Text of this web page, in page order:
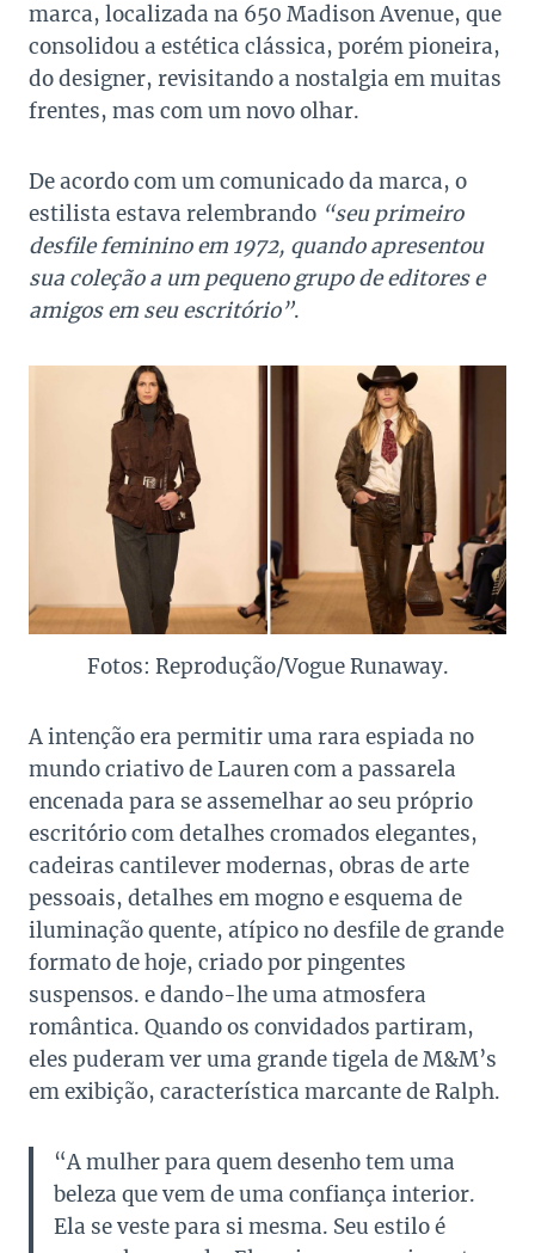
marca, localizada na 650 Madison Avenue, que
consolidou a estética clássica, porém pioneira,
do designer, revisitando a nostalgia em muitas
frentes, mas com um novo olhar.
De acordo com um comunicado da marca, o
estilista estava relembrando “seu primeiro
desfile feminino em 1972, quando apresentou
sua coleção a um pequeno grupo de editores e
amigos em seu escritório”.
Fotos: Reprodução/Vogue Runaway.
A intenção era permitir uma rara espiada no
mundo criativo de Lauren com a passarela
encenada para se assemelhar ao seu próprio
escritório com detalhes cromados elegantes,
cadeiras cantilever modernas, obras de arte
pessoais, detalhes em mogno e esquema de
iluminação quente, atípico no desfile de grande
formato de hoje, criado por pingentes
suspensos. e dando-lhe uma atmosfera
romântica. Quando os convidados partiram,
eles puderam ver uma grande tigela de M&M’s
em exibição, característica marcante de Ralph.
“A mulher para quem desenho tem uma
beleza que vem de uma confiança interior.
Ela se veste para si mesma. Seu estilo é